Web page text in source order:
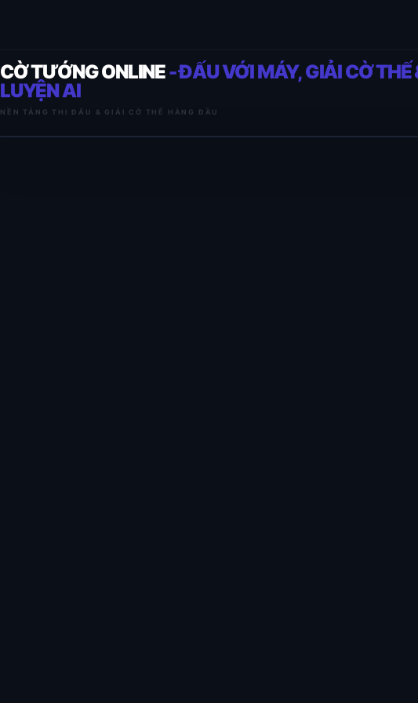
CỜ TƯỚNG ONLINE- ĐẤU VỚI MÁY, GIẢI CỜ THẾ
LUYỆN AI
NỀN TẢNG THI ĐẤU & GIẢI CỜ THẾ HÀNG ĐẦU